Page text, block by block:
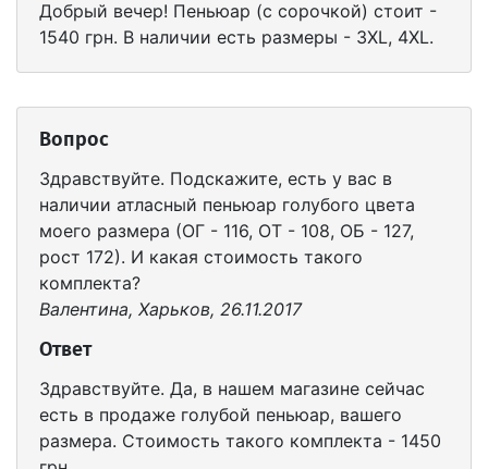
Добрый вечер! Пеньюар (с сорочкой) стоит -
1540 грн. В наличии есть размеры - 3XL, 4XL.
Вопрос
Здравствуйте. Подскажите, есть у вас в
наличии атласный пеньюар голубого цвета
моего размера (ОГ - 116, ОТ - 108, ОБ - 127,
рост 172). И какая стоимость такого
комплекта?
Валентина, Харьков, 26.11.2017
Ответ
Здравствуйте. Да, в нашем магазине сейчас
есть в продаже голубой пеньюар, вашего
размера. Стоимость такого комплекта - 1450